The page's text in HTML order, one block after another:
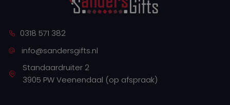
0318 571 382
info@sandersgifts.nl
Standaardruiter 2
3905 PW Veenendaal (op afspraak)